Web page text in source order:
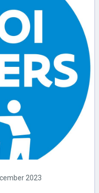
2023